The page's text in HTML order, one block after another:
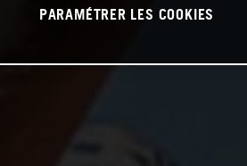
PARAMÉTRER LES COOKIES